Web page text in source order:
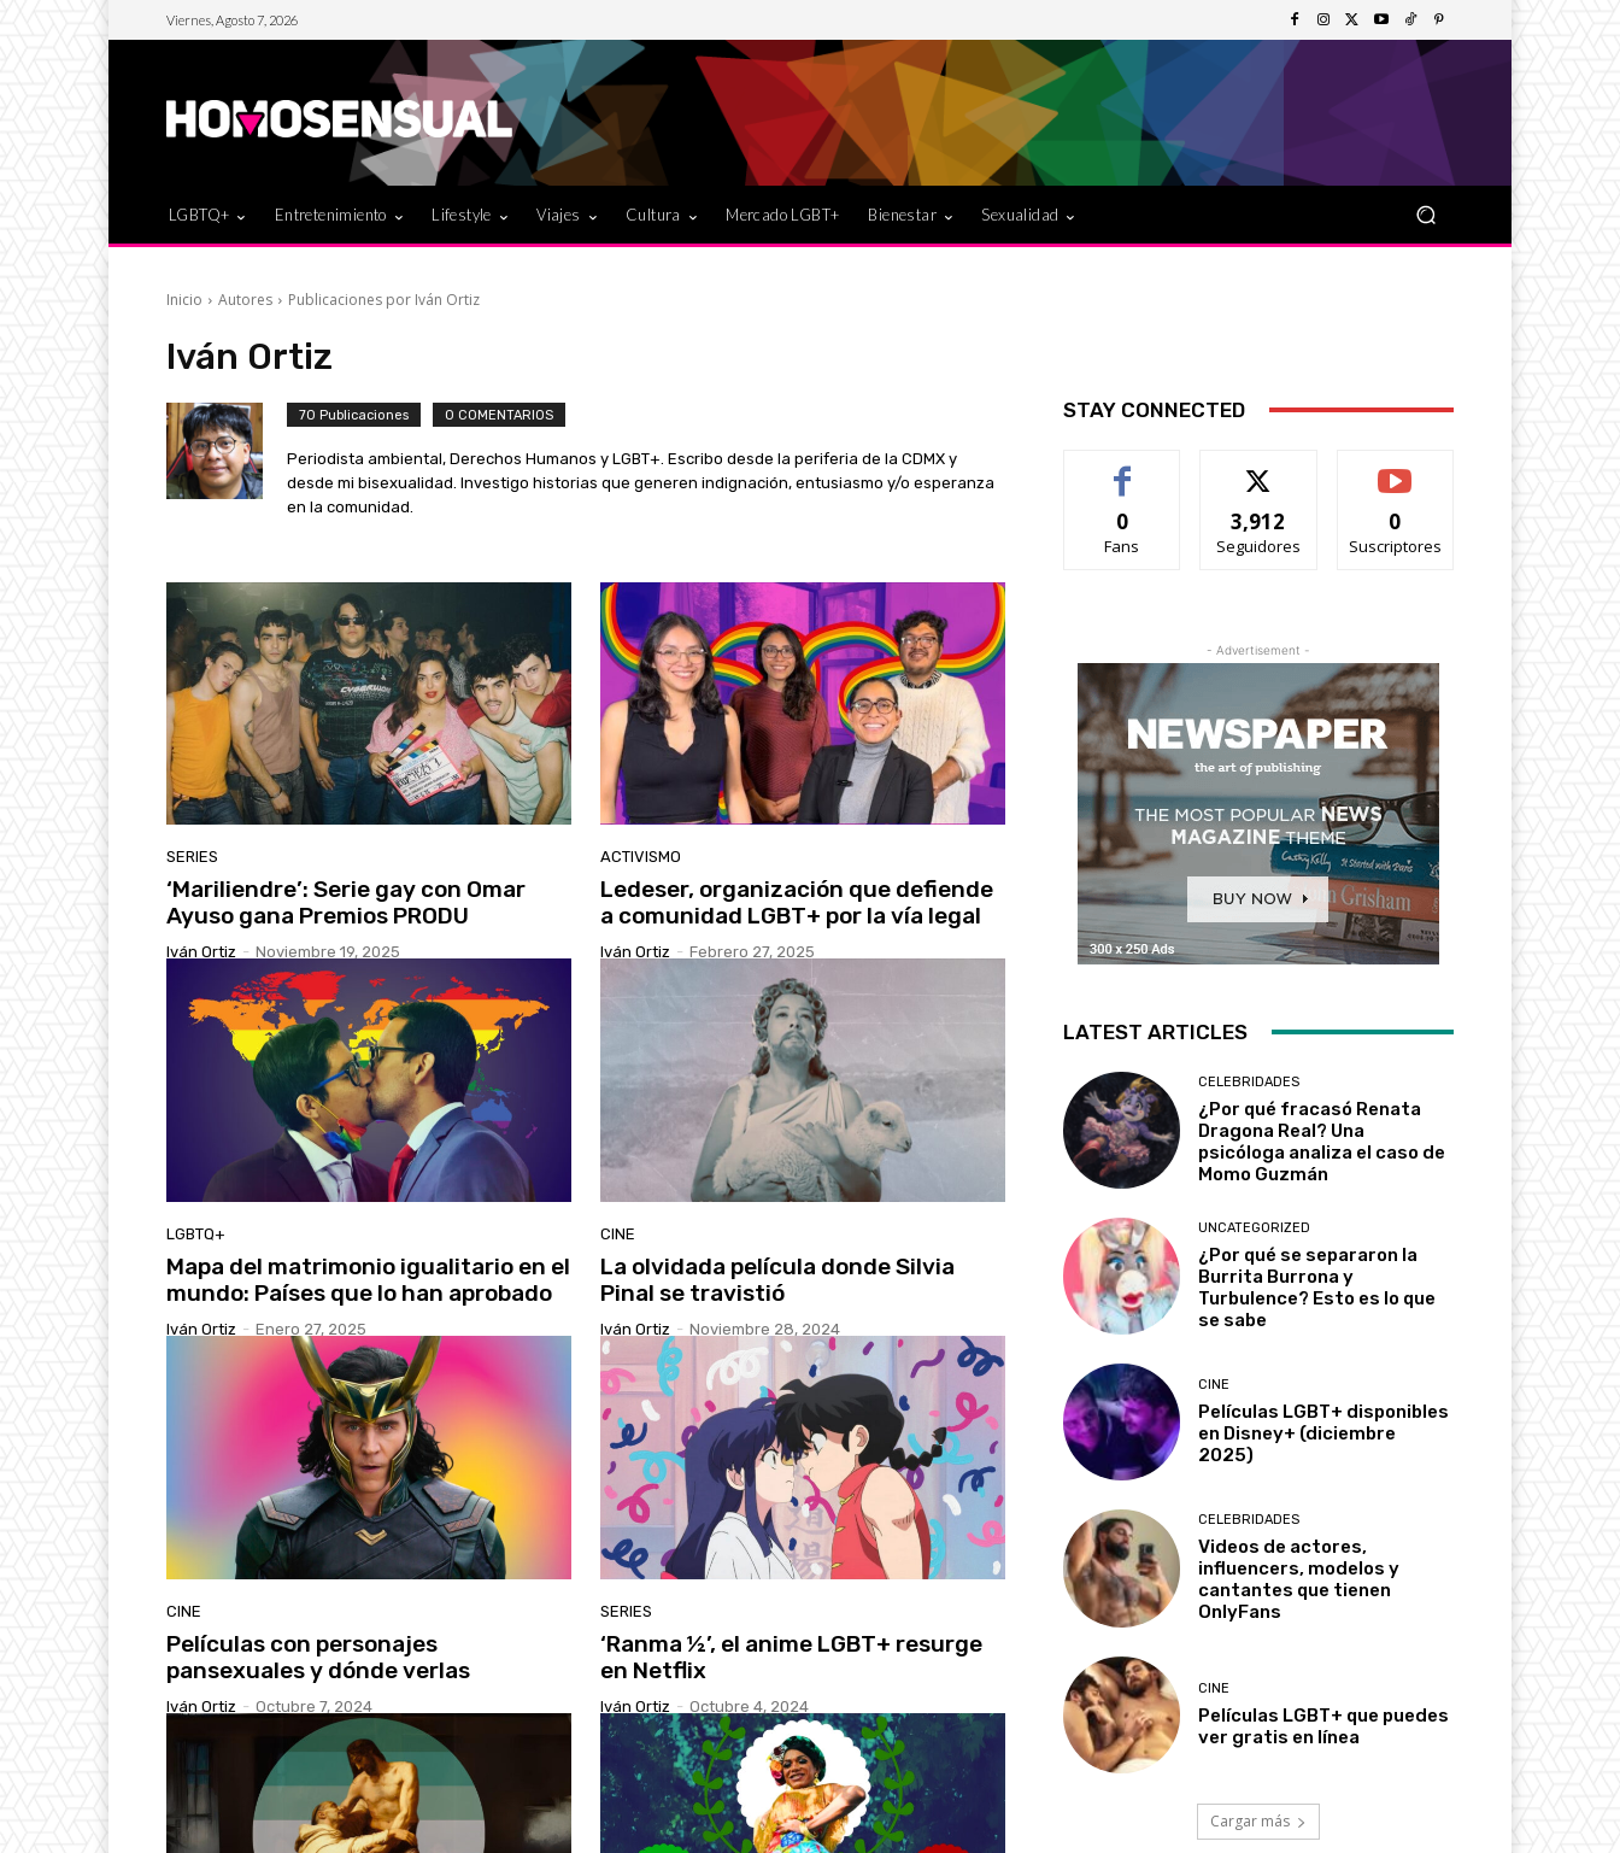
Viernes, Agosto 7, 2026
LGBTQ+ Entretenimiento Lifestyle Viajes Cultura Mercado LGBT+ Bienestar Sexualidad
Inicio Autores Publicaciones por Iván Ortiz
Iván Ortiz
70 Publicaciones 0 COMENTARIOS
Periodista ambiental, Derechos Humanos y LGBT+. Escribo desde la periferia de la CDMX y
desde mi bisexualidad. Investigo historias que generen indignación, entusiasmo y/o esperanza
en la comunidad.
SERIES
‘Mariliendre’: Serie gay con Omar
Ayuso gana Premios PRODU
Iván Ortiz - Noviembre 19, 2025
ACTIVISMO
Ledeser, organización que defiende
a comunidad LGBT+ por la vía legal
Iván Ortiz - Febrero 27, 2025
LGBTQ+
Mapa del matrimonio igualitario en el
mundo: Países que lo han aprobado
Iván Ortiz - Enero 27, 2025
CINE
La olvidada película donde Silvia
Pinal se travistió
Iván Ortiz - Noviembre 28, 2024
CINE
Películas con personajes
pansexuales y dónde verlas
Iván Ortiz - Octubre 7, 2024
SERIES
‘Ranma ½’, el anime LGBT+ resurge
en Netflix
Iván Ortiz - Octubre 4, 2024
STAY CONNECTED
0
Fans
3,912
Seguidores
0
Suscriptores
- Advertisement -
LATEST ARTICLES
CELEBRIDADES
¿Por qué fracasó Renata
Dragona Real? Una
psicóloga analiza el caso de
Momo Guzmán
UNCATEGORIZED
¿Por qué se separaron la
Burrita Burrona y
Turbulence? Esto es lo que
se sabe
CINE
Películas LGBT+ disponibles
en Disney+ (diciembre
2025)
CELEBRIDADES
Videos de actores,
influencers, modelos y
cantantes que tienen
OnlyFans
CINE
Películas LGBT+ que puedes
ver gratis en línea
Cargar más